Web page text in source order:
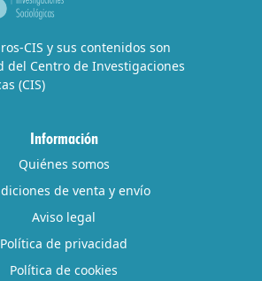
CIS y sus contenidos son
del Centro de Investigaciones
(CIS)
Información
Quiénes somos
de venta y envío
Aviso legal
Política de privacidad
Política de cookies